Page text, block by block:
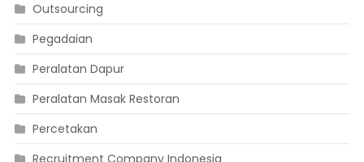
Outsourcing
Pegadaian
Peralatan Dapur
Peralatan Masak Restoran
Percetakan